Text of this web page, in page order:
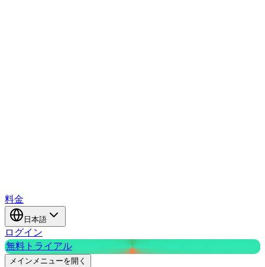
料金
日本語
ログイン
無料トライアル
メインメニューを開く